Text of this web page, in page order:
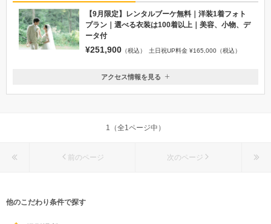
【9月限定】レンタルブーケ無料｜洋装1着フォト
プラン｜選べる衣装は100着以上｜美容、小物、デ
ータ付
¥251,900 （税込） 土日祝UP料金 ¥165,000（税込）
新潟県十日町市珠川
アクセス情報を見る
1（全1ページ中）
前のページ 次のページ
他のこだわり条件で探す